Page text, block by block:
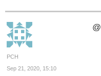
PCH
Sep 21, 2020, 15:10